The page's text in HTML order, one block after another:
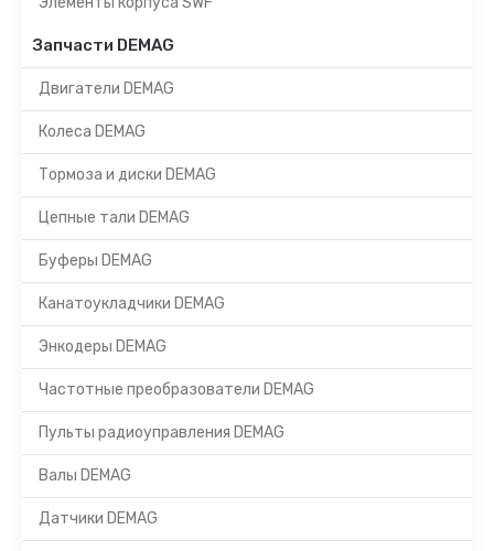
Запчасти DEMAG
Двигатели DEMAG
Колеса DEMAG
Тормоза и диски DEMAG
Цепные тали DEMAG
Буферы DEMAG
Канатоукладчики DEMAG
Энкодеры DEMAG
Частотные преобразователи DEMAG
Пульты радиоуправления DEMAG
Валы DEMAG
Датчики DEMAG